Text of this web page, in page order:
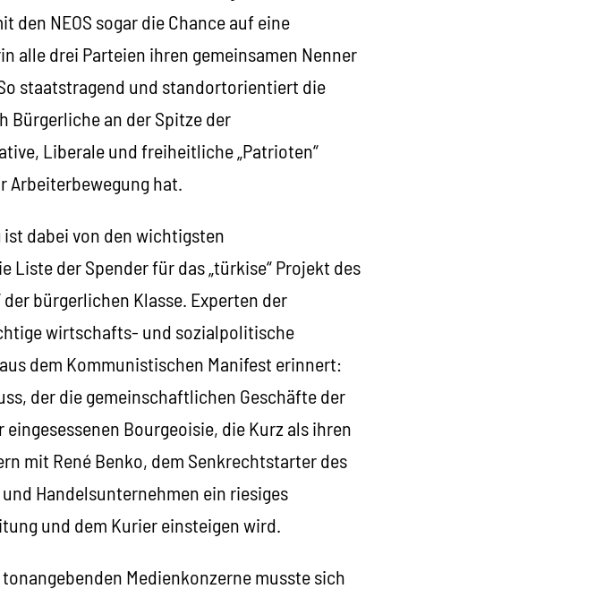
den NEOS sogar die Chance auf eine
alle drei Parteien ihren gemeinsamen Nenner
staatstragend und standortorientiert die
Bürgerliche an der Spitze der
Liberale und freiheitliche „Patrioten“
Arbeiterbewegung hat.
dabei von den wichtigsten
der Spender für das „türkise“ Projekt des
bürgerlichen Klasse. Experten der
wirtschafts- und sozialpolitische
dem Kommunistischen Manifest erinnert:
der die gemeinschaftlichen Geschäfte der
Bourgeoisie, die Kurz als ihren
mit René Benko, dem Senkrechtstarter des
Handelsunternehmen ein riesiges
und dem Kurier einsteigen wird.
Medienkonzerne musste sich